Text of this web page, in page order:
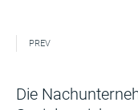
PREV
Die